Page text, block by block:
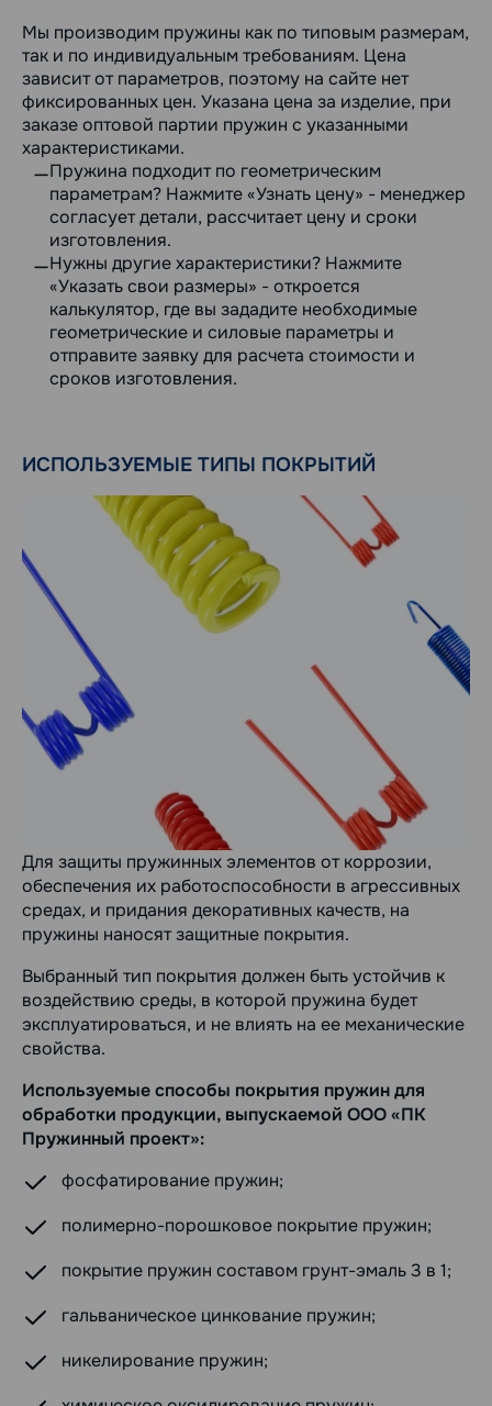
Мы производим пружины как по типовым размерам,
так и по индивидуальным требованиям. Цена
зависит от параметров, поэтому на сайте нет
фиксированных цен. Указана цена за изделие, при
заказе оптовой партии пружин с указанными
характеристиками.
Пружина подходит по геометрическим
параметрам? Нажмите «Узнать цену» - менеджер
согласует детали, рассчитает цену и сроки
изготовления.
Нужны другие характеристики? Нажмите
«Указать свои размеры» - откроется
калькулятор, где вы зададите необходимые
геометрические и силовые параметры и
отправите заявку для расчета стоимости и
сроков изготовления.
ИСПОЛЬЗУЕМЫЕ ТИПЫ ПОКРЫТИЙ
Для защиты пружинных элементов от коррозии,
обеспечения их работоспособности в агрессивных
средах, и придания декоративных качеств, на
пружины наносят защитные покрытия.
Выбранный тип покрытия должен быть устойчив к
воздействию среды, в которой пружина будет
эксплуатироваться, и не влиять на ее механические
свойства.
Используемые способы покрытия пружин для
обработки продукции, выпускаемой ООО «ПК
Пружинный проект»:
фосфатирование пружин;
полимерно-порошковое покрытие пружин;
покрытие пружин составом грунт-эмаль 3 в 1;
гальваническое цинкование пружин;
никелирование пружин;